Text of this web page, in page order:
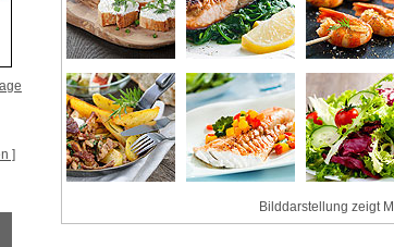
]
Bilddarstellung zeigt